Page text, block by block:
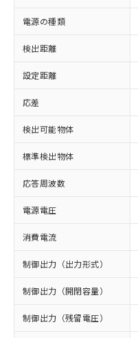
電源の種類
検出距離
設定距離
応差
検出可能物体
標準検出物体
応答周波数
電源電圧
消費電流
制御出力（出力形式）
制御出力（開閉容量）
制御出力（残留電圧）